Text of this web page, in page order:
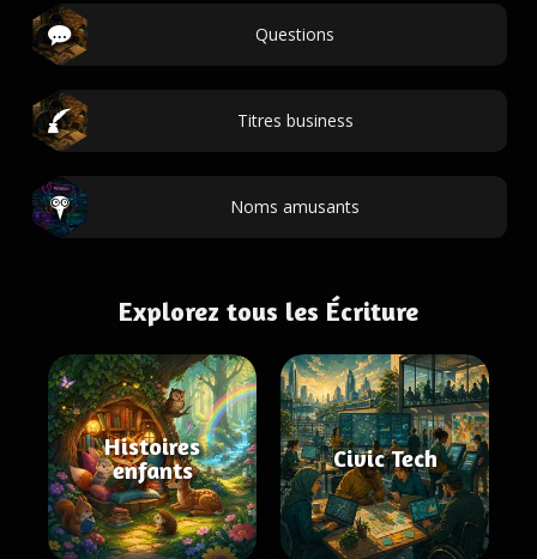
Questions
Titres business
Noms amusants
Explorez tous les Écriture
Histoires
enfants
Civic Tech